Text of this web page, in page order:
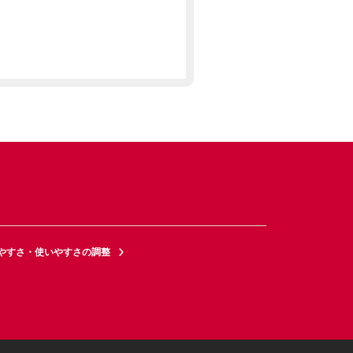
すさ・使いやすさの調整